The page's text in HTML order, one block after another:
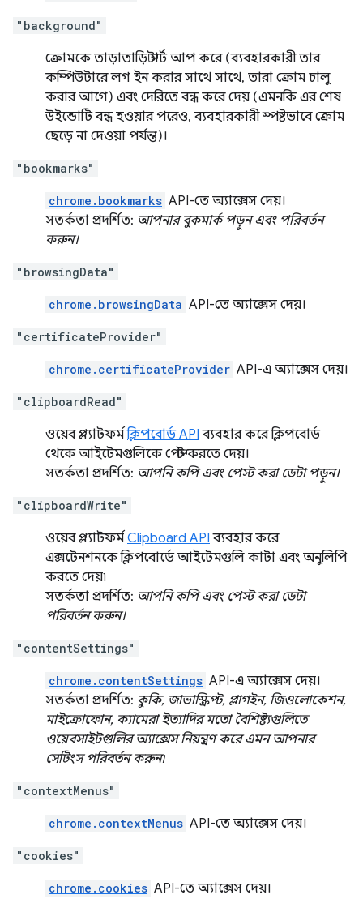
"background"
ক্রোমকে তাড়াতাড়ি স্টার্ট আপ করে (ব্যবহারকারী তার
কম্পিউটারে লগ ইন করার সাথে সাথে, তারা ক্রোম চালু
করার আগে) এবং দেরিতে বন্ধ করে দেয় (এমনকি এর শেষ
উইন্ডোটি বন্ধ হওয়ার পরেও, ব্যবহারকারী স্পষ্টভাবে ক্রোম
ছেড়ে না দেওয়া পর্যন্ত)।
"bookmarks"
chrome.bookmarks API-তে অ্যাক্সেস দেয়।
সতর্কতা প্রদর্শিত: আপনার বুকমার্ক পড়ুন এবং পরিবর্তন
করুন।
"browsingData"
chrome.browsingData API-তে অ্যাক্সেস দেয়।
"certificateProvider"
chrome.certificateProvider API-এ অ্যাক্সেস দেয়।
"clipboardRead"
ওয়েব প্ল্যাটফর্মক্লিপবোর্ড API ব্যবহার করে ক্লিপবোর্ড
থেকে আইটেমগুলিকে পেস্ট করতে দেয়।
সতর্কতা প্রদর্শিত: আপনি কপি এবং পেস্ট করা ডেটা পড়ুন।
"clipboardWrite"
ওয়েব প্ল্যাটফর্ম Clipboard API ব্যবহার করে
এক্সটেনশনকে ক্লিপবোর্ডে আইটেমগুলি কাটা এবং অনুলিপি
করতে দেয়৷
সতর্কতা প্রদর্শিত: আপনি কপি এবং পেস্ট করা ডেটা
পরিবর্তন করুন।
"contentSettings"
chrome.contentSettings API-এ অ্যাক্সেস দেয়।
সতর্কতা প্রদর্শিত: কুকি, জাভাস্ক্রিপ্ট, প্লাগইন, জিওলোকেশন,
মাইক্রোফোন, ক্যামেরা ইত্যাদির মতো বৈশিষ্ট্যগুলিতে
ওয়েবসাইটগুলির অ্যাক্সেস নিয়ন্ত্রণ করে এমন আপনার
সেটিংস পরিবর্তন করুন৷
"contextMenus"
chrome.contextMenus API-তে অ্যাক্সেস দেয়।
"cookies"
chrome.cookies API-তে অ্যাক্সেস দেয়।